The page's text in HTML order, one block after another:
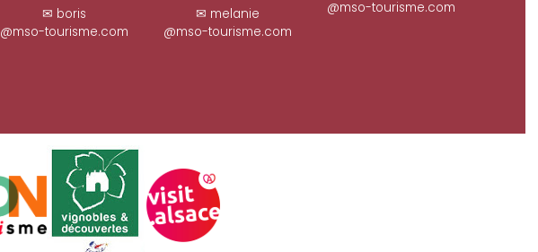
✉ boris
@mso-tourisme.com
✉ melanie
@mso-tourisme.com
@mso-tourisme.com